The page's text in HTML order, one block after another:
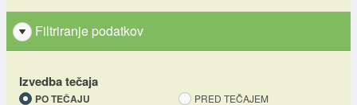
Filtriranje podatkov
Izvedba tečaja
PO TEČAJU PRED TEČAJEM